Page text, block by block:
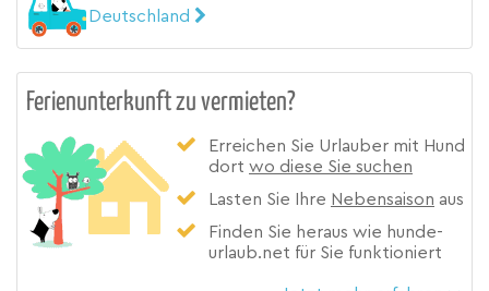
Deutschland
Ferienunterkunft zu vermieten?
Erreichen Sie Urlauber mit Hund
dort wo diese Sie suchen
Lasten Sie Ihre Nebensaison aus
Finden Sie heraus wie hunde-
urlaub.net für Sie funktioniert